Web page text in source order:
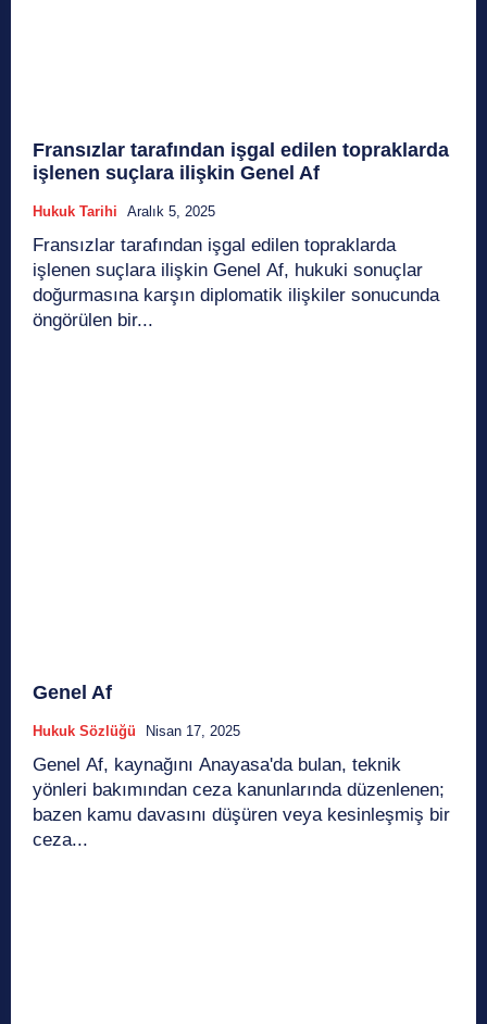
Fransızlar tarafından işgal edilen topraklarda
işlenen suçlara ilişkin Genel Af
Hukuk Tarihi Aralık 5, 2025
Fransızlar tarafından işgal edilen topraklarda
işlenen suçlara ilişkin Genel Af, hukuki sonuçlar
doğurmasına karşın diplomatik ilişkiler sonucunda
öngörülen bir...
Genel Af
Hukuk Sözlüğü Nisan 17, 2025
Genel Af, kaynağını Anayasa'da bulan, teknik
yönleri bakımından ceza kanunlarında düzenlenen;
bazen kamu davasını düşüren veya kesinleşmiş bir
ceza...